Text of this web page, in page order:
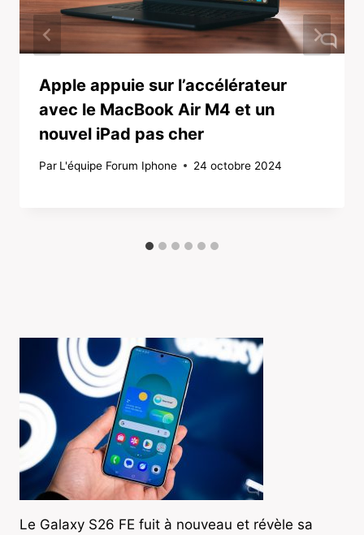
Apple appuie sur l’accélérateur
avec le MacBook Air M4 et un
nouvel iPad pas cher
Par L'équipe Forum Iphone 24 octobre 2024
Le Galaxy S26 FE fuit à nouveau et révèle sa